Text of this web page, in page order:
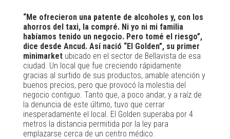
“Me ofrecieron una patente de alcoholes y, con los
ahorros del taxi, la compré. Ni yo ni mi familia
habíamos tenido un negocio. Pero tomé el riesgo”,
dice desde Ancud. Así nació “El Golden”, su primer
minimarketubicado en el sector de Bellavista de esa
ciudad. Un local que fue creciendo rápidamente
gracias al surtido de sus productos, amable atención y
buenos precios, pero que provocó la molestia del
negocio contiguo. Tanto que, a poco andar, y a raíz de
la denuncia de este último, tuvo que cerrar
inesperadamente el local. El Golden superaba por 4
metros la distancia permitida por la ley para
emplazarse cerca de un centro médico.